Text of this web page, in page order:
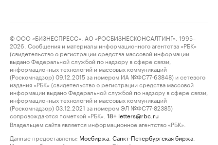
© ООО «БИЗНЕСПРЕСС», АО «РОСБИЗНЕСКОНСАЛТИНГ», 1995–
2026. Сообщения и материалы информационного агентства «РБК»
(свидетельство о регистрации средства массовой информации
выдано Федеральной службой по надзору в сфере связи,
информационных технологий и массовых коммуникаций
(Роскомнадзор) 09.12.2015 за номером ИА №ФС77-63848) и сетевого
издания «РБК» (свидетельство о регистрации средства массовой
информации выдано Федеральной службой по надзору в сфере связи,
информационных технологий и массовых коммуникаций
(Роскомнадзор) 03.12.2021 за номером ЭЛ №ФС77-82385)
сопровождаются пометкой «РБК».
18+ letters@rbc.ru
Владельцем сайта является информационное агентство «РБК».
Данные предоставлены: Мосбиржа Санкт-Петербургская биржа